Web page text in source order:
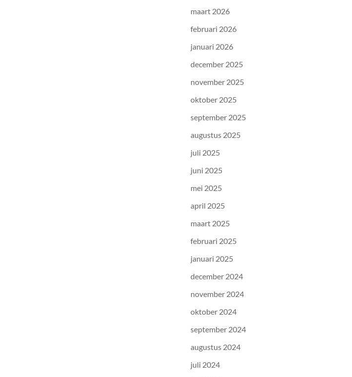
maart 2026
februari 2026
januari 2026
december 2025
november 2025
oktober 2025
september 2025
augustus 2025
juli 2025
juni 2025
mei 2025
april 2025
maart 2025
februari 2025
januari 2025
december 2024
november 2024
oktober 2024
september 2024
augustus 2024
juli 2024